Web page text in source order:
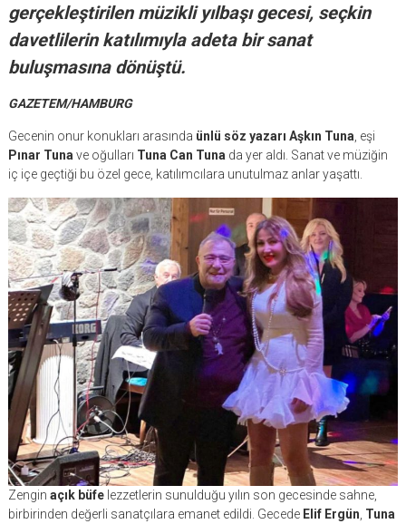
gerçekleştirilen müzikli yılbaşı gecesi, seçkin
davetlilerin katılımıyla adeta bir sanat
buluşmasına dönüştü.
GAZETEM/HAMBURG
Gecenin onur konukları arasında ünlü söz yazarı Aşkın Tuna , eşi
Pınar Tuna ve oğulları Tuna Can Tuna da yer aldı. Sanat ve müziğin
iç içe geçtiği bu özel gece, katılımcılara unutulmaz anlar yaşattı.
Zengin açık büfelezzetlerin sunulduğu yılın son gecesinde sahne,
birbirinden değerli sanatçılara emanet edildi. Gecede Elif Ergün Tuna